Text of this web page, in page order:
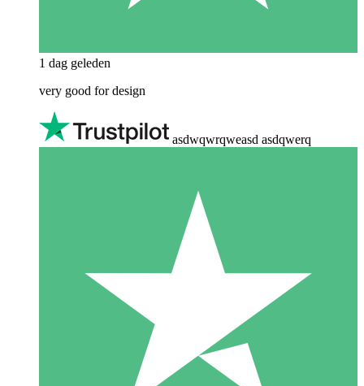
1 dag geleden
very good for design
asdwqwrqweasd asdqwerq